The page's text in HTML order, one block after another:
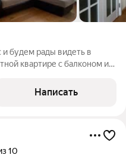
и будем рады видеть в
квартире с балконом и
отчетных
Написать
10